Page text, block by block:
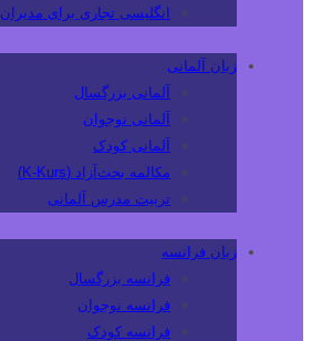
انگلیسی تجاری برای مدیران
زبان آلمانی
آلمانی بزرگسال
آلمانی نوجوان
آلمانی کودک
مکالمه بحث‌آزاد (K-Kurs)
تربیت مدرس آلمانی
زبان فرانسه
فرانسه بزرگسال
فرانسه نوجوان
فرانسه کودک